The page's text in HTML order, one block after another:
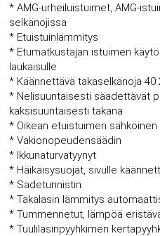
* AMG-urheiluistuimet, AMG-
selkänojissa
* Etuistuinlämmitys
* Etumatkustajan istuimen
laukaisulle
* Käännettävä takaselkänoja
* Nelisuuntaisesti säädettävät
kaksisuuntaisesti takana
* Oikean etuistuimen
* Vakionopeudensäädin
* Ikkunaturvatyynyt
* Häikäisysuojat, sivulle
* Sadetunnistin
* Takalasin lämmitys
* Tummennetut, lämpöä
* Tuulilasinpyyhkimen